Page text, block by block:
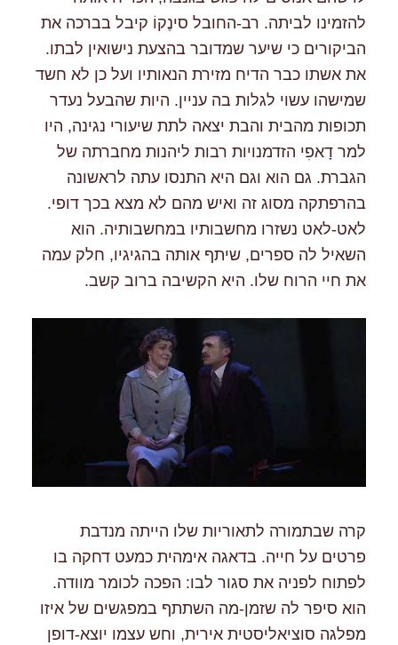
להזמינו לביתה. רב-החובל סינֶקוֹ קיבל בברכה את
הביקורים כי שיער שמדובר בהצעת נישואין לבתו.
את אשתו כבר הדיח מזירת הנאותיו ועל כן לא חשד
שמישהו עשוי לגלות בה עניין. היות שהבעל נעדר
תכופות מהבית והבת יצאה לתת שיעורי נגינה, היו
למר דָאפִי הזדמנויות רבות ליהנות מחברתה של
הגברת. גם הוא וגם היא התנסו עתה לראשונה
בהרפתקה מסוג זה ואיש מהם לא מצא בכך דופי.
לאט-לאט נשזרו מחשבותיו במחשבותיה. הוא
השאיל לה ספרים, שיתף אותה בהגיגיו, חלק עמה
את חיי הרוח שלו. היא הקשיבה ברוב קשב.
קרה שבתמורה לתאוריות שלו הייתה מנדבת
פרטים על חייה. בדאגה אימהית כמעט דחקה בו
לפתוח לפניה את סגור לבו: הפכה לכומר מוודה.
הוא סיפר לה שזמן-מה השתתף במפגשים של איזו
מפלגה סוציאליסטית אירית, וחש עצמו יוצא-דופן